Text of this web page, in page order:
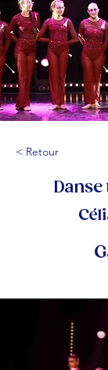
< Retour